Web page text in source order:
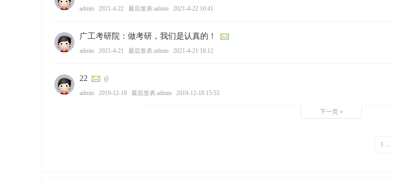
admin 2021-4-22 最后发表:admin 2021-4-22 10:41
广工考研院：做考研，我们是认真的！
admin 2021-4-21 最后发表:admin 2021-4-21 18:12
22
admin 2019-12-18 最后发表:admin 2019-12-18 15:53
下一页 »
1 ...